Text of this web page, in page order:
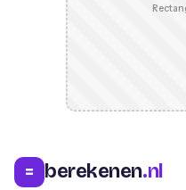
= berekenen.nl